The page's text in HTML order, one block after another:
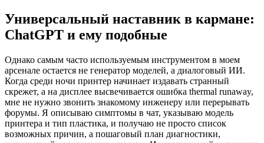
Универсальный наставник в кармане:
ChatGPT и ему подобные
Однако самым часто используемым инструментом в моем
арсенале остается не генератор моделей, а диалоговый ИИ.
Когда среди ночи принтер начинает издавать странный
скрежет, а на дисплее высвечивается ошибка thermal runaway,
мне не нужно звонить знакомому инженеру или перерывать
форумы. Я описываю симптомы в чат, указываю модель
принтера и тип пластика, и получаю не просто список
возможных причин, а пошаговый план диагностики,